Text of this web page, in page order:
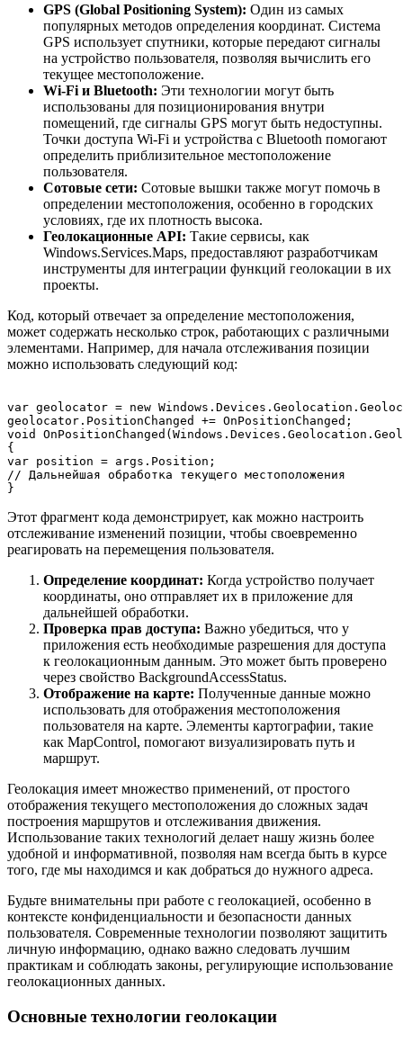
GPS (Global Positioning System): Один из самых
популярных методов определения координат. Система
GPS использует спутники, которые передают сигналы
на устройство пользователя, позволяя вычислить его
текущее местоположение.
Wi-Fi и Bluetooth: Эти технологии могут быть
использованы для позиционирования внутри
помещений, где сигналы GPS могут быть недоступны.
Точки доступа Wi-Fi и устройства с Bluetooth помогают
определить приблизительное местоположение
пользователя.
Сотовые сети: Сотовые вышки также могут помочь в
определении местоположения, особенно в городских
условиях, где их плотность высока.
Геолокационные API: Такие сервисы, как
Windows.Services.Maps, предоставляют разработчикам
инструменты для интеграции функций геолокации в их
проекты.
Код, который отвечает за определение местоположения,
может содержать несколько строк, работающих с различными
элементами. Например, для начала отслеживания позиции
можно использовать следующий код:
var geolocator = new
geolocator.PositionChanged += OnPositionChanged;
void
{
var position = args.Position;
// Дальнейшая обработка текущего местоположения
Этот фрагмент кода демонстрирует, как можно настроить
отслеживание изменений позиции, чтобы своевременно
реагировать на перемещения пользователя.
Определение координат: Когда устройство получает
координаты, оно отправляет их в приложение для
дальнейшей обработки.
Проверка прав доступа: Важно убедиться, что у
приложения есть необходимые разрешения для доступа
к геолокационным данным. Это может быть проверено
через свойство BackgroundAccessStatus.
Отображение на карте: Полученные данные можно
использовать для отображения местоположения
пользователя на карте. Элементы картографии, такие
как MapControl, помогают визуализировать путь и
маршрут.
Геолокация имеет множество применений, от простого
отображения текущего местоположения до сложных задач
построения маршрутов и отслеживания движения.
Использование таких технологий делает нашу жизнь более
удобной и информативной, позволяя нам всегда быть в курсе
того, где мы находимся и как добраться до нужного адреса.
Будьте внимательны при работе с геолокацией, особенно в
контексте конфиденциальности и безопасности данных
пользователя. Современные технологии позволяют защитить
личную информацию, однако важно следовать лучшим
практикам и соблюдать законы, регулирующие использование
геолокационных данных.
Основные технологии геолокации